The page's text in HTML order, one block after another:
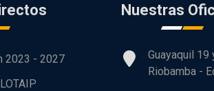
2023 - 2027
Nuestras
Guayaquil 19
Riobamba -